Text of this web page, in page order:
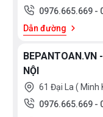
0976.665.669 -
Dẫn đường
BEPANTOAN.VN
NỘI
61 Đại La ( Minh
0976.665.669 -